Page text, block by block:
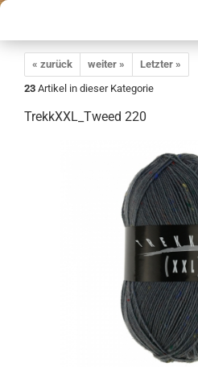
« zurück weiter »
Letzter »
23 Artikel in dieser Kategorie
TrekkXXL_Tweed 220